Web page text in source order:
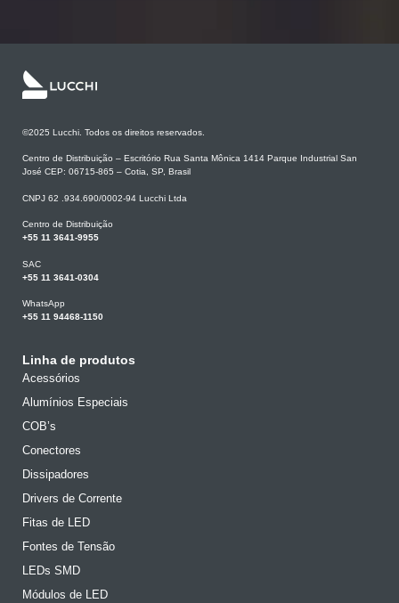
©2025 Lucchi. Todos os direitos reservados.
Centro de Distribuição – Escritório Rua Santa Mônica 1414 Parque Industrial San
José CEP: 06715-865 – Cotia, SP, Brasil
CNPJ 62 .934.690/0002-94 Lucchi Ltda
Centro de Distribuição
+55 11 3641-9955
SAC
+55 11 3641-0304
WhatsApp
+55 11 94468-1150
Linha de produtos
Acessórios
Alumínios Especiais
COB’s
Conectores
Dissipadores
Drivers de Corrente
Fitas de LED
Fontes de Tensão
LEDs SMD
Módulos de LED